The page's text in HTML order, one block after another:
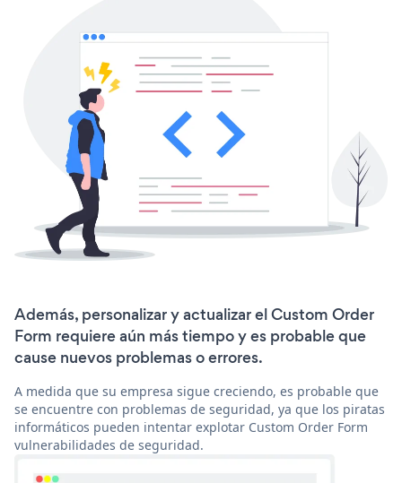
Además, personalizar y actualizar el Custom Order
Form requiere aún más tiempo y es probable que
cause nuevos problemas o errores.
A medida que su empresa sigue creciendo, es probable que
se encuentre con problemas de seguridad, ya que los piratas
informáticos pueden intentar explotar Custom Order Form
vulnerabilidades de seguridad.